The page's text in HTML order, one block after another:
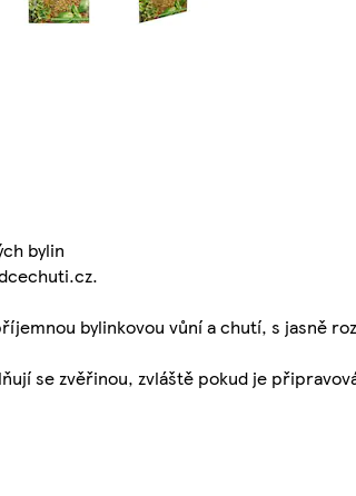
bylin
bylinkovou vůní a chutí, s jasně
se zvěřinou, zvláště pokud je